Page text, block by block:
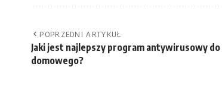
POPRZEDNI ARTYKUŁ
Jaki jest najlepszy program antywirusowy
domowego?